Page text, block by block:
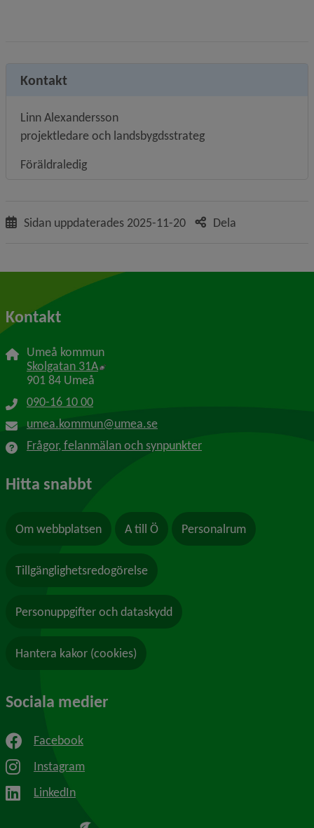
Kontakt
Linn Alexandersson
projektledare och landsbygdsstrateg
Föräldraledig
Sidan uppdaterades 2025-11-20 Dela
Kontakt
Umeå kommun
Skolgatan 31A Länk till annan webbplats, öppnas i nytt
901 84 Umeå
090-16 10 00
umea.kommun@umea.se
Frågor, felanmälan och synpunkter
Hitta snabbt
Om webbplatsen A till Ö Personalrum
Tillgänglighetsredogörelse
Personuppgifter och dataskydd
Hantera kakor (cookies)
Sociala medier
Facebook
Instagram
LinkedIn